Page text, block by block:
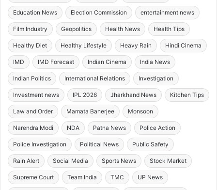
Education News Election Commission entertainment news
Film Industry Geopolitics Health News Health Tips
Healthy Diet Healthy Lifestyle Heavy Rain Hindi Cinema
IMD IMD Forecast Indian Cinema India News
Indian Politics International Relations Investigation
Investment news IPL 2026 Jharkhand News Kitchen Tips
Law and Order Mamata Banerjee Monsoon
Narendra Modi NDA Patna News Police Action
Police Investigation Political News Public Safety
Rain Alert Social Media Sports News Stock Market
Supreme Court Team India TMC UP News